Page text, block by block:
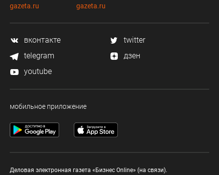
gazeta.ru
gazeta.ru
вконтакте
twitter
telegram
дзен
youtube
мобильное приложение
Деловая электронная газета «Бизнес Online» (на связи).